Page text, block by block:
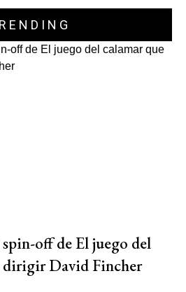
off de El juego del
dirigir David Fincher